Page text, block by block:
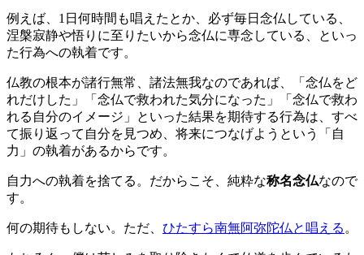
例えば、1日何時間も唱えたとか、必ず毎日念仏している、
涅槃寂静や悟りに至りたいから念仏に専念している、といっ
た行為への執着です。
仏教の根本が諸行無常、諸法無我なのであれば、「念仏をど
れだけした」「念仏で救われた気分になった」「念仏で救わ
れる自分のイメージ」といった結果を期待する行為は、すべ
て振り返って自分を見つめ、将来につなげようという「自
力」の執着があるからです。
自力への執着を捨てる 。だからこそ、純粋な称名念仏なので
す。
何の期待もしない。ただ、 ひたすら南無阿弥陀仏と唱える 。